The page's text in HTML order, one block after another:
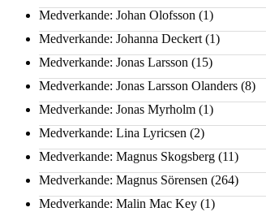
Medverkande: Johan Olofsson (1)
Medverkande: Johanna Deckert (1)
Medverkande: Jonas Larsson (15)
Medverkande: Jonas Larsson Olanders (8)
Medverkande: Jonas Myrholm (1)
Medverkande: Lina Lyricsen (2)
Medverkande: Magnus Skogsberg (11)
Medverkande: Magnus Sörensen (264)
Medverkande: Malin Mac Key (1)